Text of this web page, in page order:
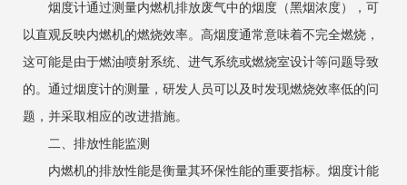
烟度计通过测量内燃机排放废气中的烟度（黑烟浓度），可
以直观反映内燃机的燃烧效率。高烟度通常意味着不完全燃烧，
这可能是由于燃油喷射系统、进气系统或燃烧室设计等问题导致
的。通过烟度计的测量，研发人员可以及时发现燃烧效率低的问
题，并采取相应的改进措施。
二、排放性能监测
内燃机的排放性能是衡量其环保性能的重要指标。烟度计能